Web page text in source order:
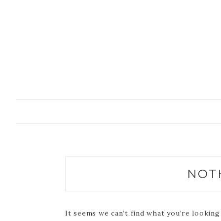
It seems we can’t find what you’re